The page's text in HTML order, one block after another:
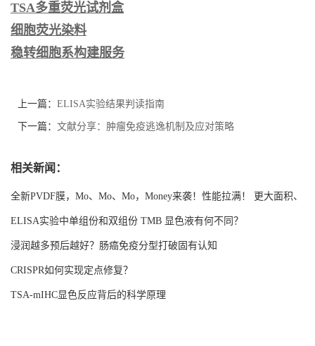
TSA多重荧光试剂盒
细胞荧光染料
稳转细胞系构建服务
上一篇： ELISA实验结果判读指南
下一篇： 文献分享：肿瘤免疫逃逸机制及应对策略
相关新闻：
全新PVDF膜，Mo、Mo、Mo，Money来袭！性能拉满！ 更大面积、
更强吸附！
ELISA实验中单组份和双组份 TMB 显色液有何不同？
浸润越多预后越好？肠癌免疫分型打破固有认知
CRISPR如何实现定点修复？
TSA-mIHC显色反应背后的科学原理